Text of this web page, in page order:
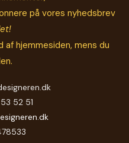
på vores nyhedsbrev
af hjemmesiden, mens du
52 51